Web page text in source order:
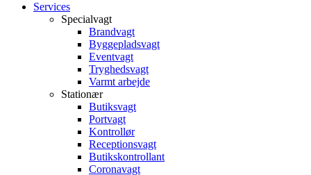
Services
Specialvagt
Brandvagt
Byggepladsvagt
Eventvagt
Tryghedsvagt
Varmt arbejde
Stationær
Butiksvagt
Portvagt
Kontrollør
Receptionsvagt
Butikskontrollant
Coronavagt